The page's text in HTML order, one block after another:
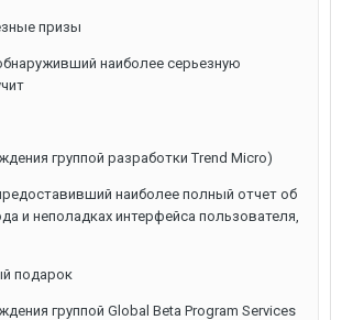
призы
наиболее серьезную
группой разработки Trend Micro)
наиболее полный отчет об
и неполадках интерфейса пользователя,
подарок
группой Global Beta Program Services